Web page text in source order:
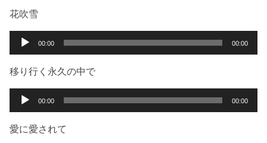
ー
プ
ー
花吹雪
プ
ー
00:00 00:00
移り行く永久の中で
プ
00:00 00:00
愛に愛されて